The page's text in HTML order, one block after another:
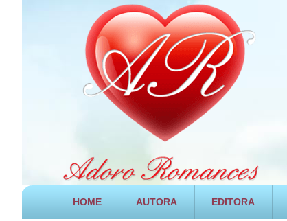
HOME AUTORA EDITORA